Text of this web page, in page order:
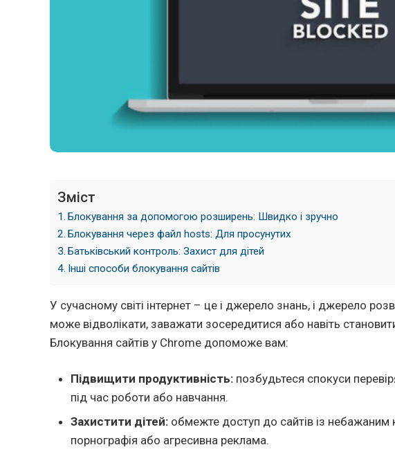
Зміст
Блокування за допомогою розширень: Швидко і зручно
Блокування через файл hosts: Для просунутих
Батьківський контроль: Захист для дітей
Інші способи блокування сайтів
У сучасному світі інтернет – це і джерело знань, і джерело
може відволікати, заважати зосередитися або навіть
Блокування сайтів у Chrome допоможе вам:
Підвищити продуктивність: позбудьтеся спокуси
під час роботи або навчання.
Захистити дітей: обмежте доступ до сайтів із небажаним
порнографія або агресивна реклама.